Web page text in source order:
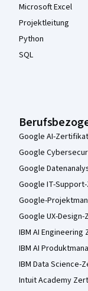
Microsoft Excel
Projektleitung
Python
SQL
Google AI-Zertifikat
Google
Google
Google IT-
Google-
Google UX-
IBM AI
IBM AI
IBM Data Science-
Intuit Academy